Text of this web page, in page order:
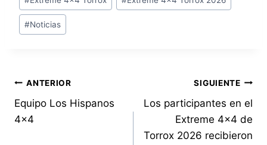
#Noticias
Navegación
de
ANTERIOR
Equipo Los Hispanos
4×4
SIGUIENTE
Los participantes en el
Extreme 4×4 de
Torrox 2026 recibieron